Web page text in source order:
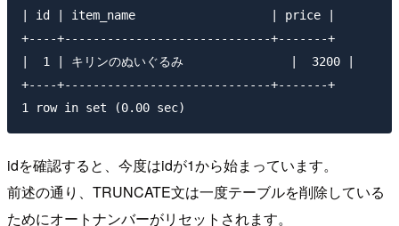
| id | item_name                   | price |
+----+-----------------------------+-------+
|  1 | キリンのぬいぐるみ               |  3200 |
+----+-----------------------------+-------+
idを確認すると、今度はidが1から始まっています。
前述の通り、TRUNCATE文は一度テーブルを削除している
ためにオートナンバーがリセットされます。